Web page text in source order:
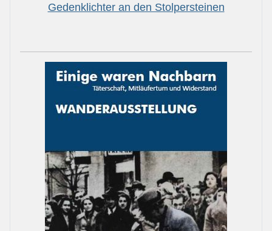
Gedenklichter an den Stolpersteinen